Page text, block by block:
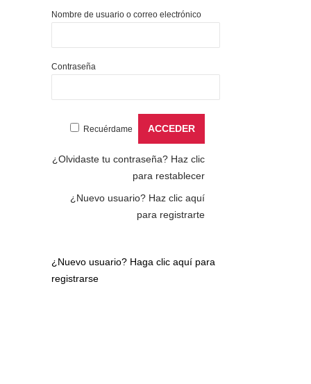
Nombre de usuario o correo electrónico
Contraseña
Recuérdame
¿Olvidaste tu contraseña? Haz clic
para restablecer
¿Nuevo usuario? Haz clic aquí
para registrarte
¿Nuevo usuario? Haga clic aquí para
registrarse